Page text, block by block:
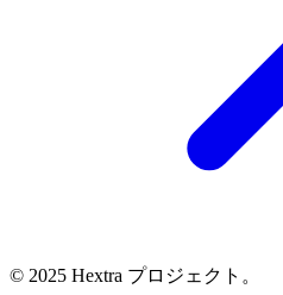
© 2025 Hextra プロジェクト。